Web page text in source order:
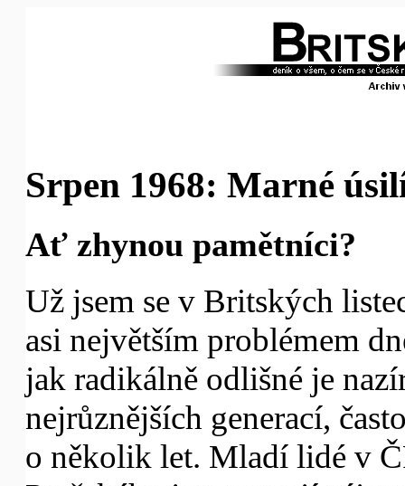
Srpen 1968: Marné
Ať zhynou pamětníci?
Už jsem se v Britských
asi největším problémem
jak radikálně odlišné je
nejrůznějších generací,
o několik let. Mladí lidé v